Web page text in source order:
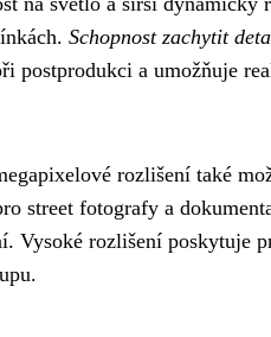
Schopnost zachytit
postprodukci a umožňuje
rozlišení také
street fotografy a
Vysoké rozlišení poskytuje